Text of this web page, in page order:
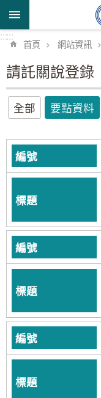
跳到主要內容區塊
::::::
首頁 網站資訊
請託關說登錄
全部 要點資料